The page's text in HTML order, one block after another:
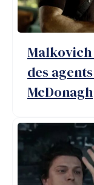
Malkovich
des
McDonagh